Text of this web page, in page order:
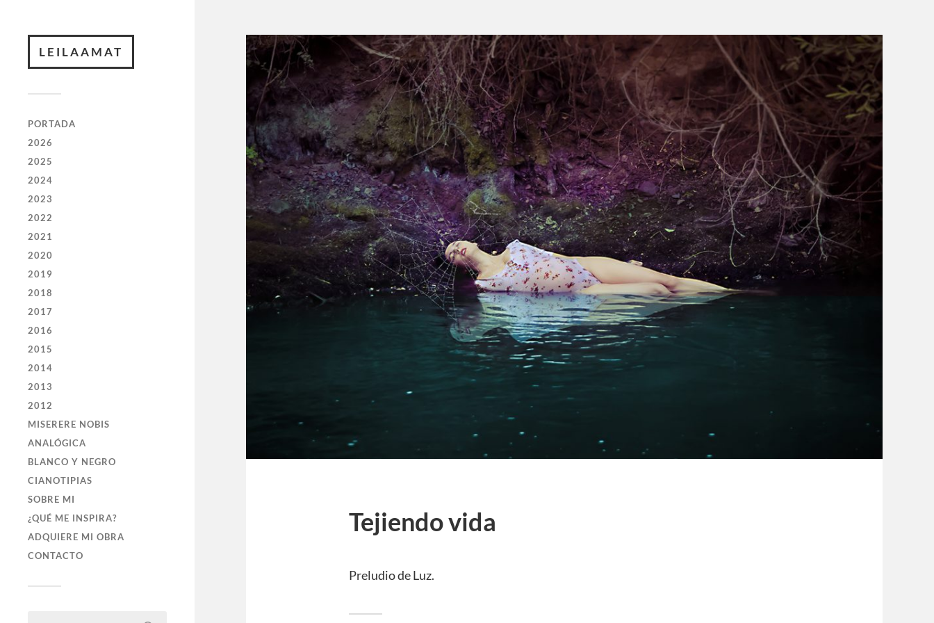
LEILAAMAT
PORTADA
2026
2025
2024
2023
2022
2021
2020
2019
2018
2017
2016
2015
2014
2013
2012
MISERERE NOBIS
ANALÓGICA
BLANCO Y NEGRO
CIANOTIPIAS
SOBRE MI
¿QUÉ ME INSPIRA?
ADQUIERE MI OBRA
CONTACTO
Tejiendo vida
Preludio de Luz.